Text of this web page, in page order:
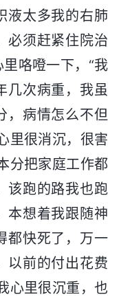
液太多我的右肺
必须赶紧住院治
咯噔一下，“我
几次病重，我虽
，病情怎么不但
里很消沉，很害
分把家庭工作都
该跑的路我也跑
本想着我跟随神
都快死了，万一
以前的付出花费
心里很沉重，也